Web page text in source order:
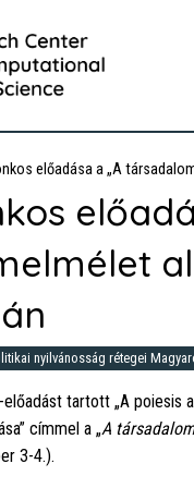
előadása a „A
nyilvánosság rétegei
tartott „A poiesis
címmel a „A
3-4.).